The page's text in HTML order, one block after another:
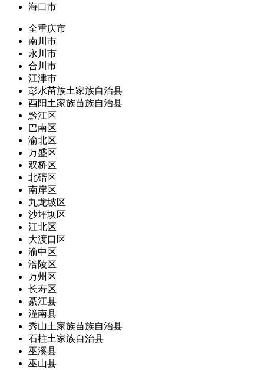
海口市
全重庆市
南川市
永川市
合川市
江津市
彭水苗族土家族自治县
酉阳土家族苗族自治县
黔江区
巴南区
渝北区
万盛区
双桥区
北碚区
南岸区
九龙坡区
沙坪坝区
江北区
大渡口区
渝中区
涪陵区
万州区
长寿区
綦江县
潼南县
秀山土家族苗族自治县
石柱土家族自治县
巫溪县
巫山县